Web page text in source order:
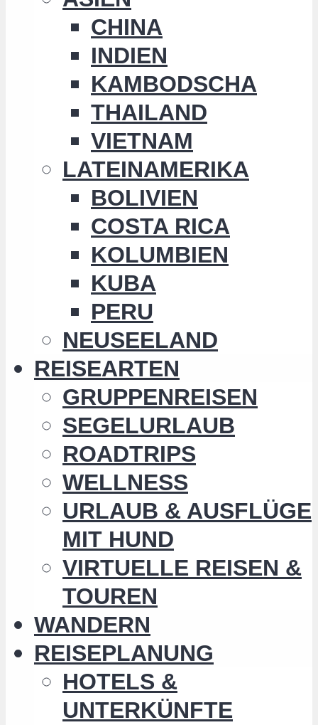
CHINA
INDIEN
KAMBODSCHA
THAILAND
VIETNAM
LATEINAMERIKA
BOLIVIEN
COSTA RICA
KOLUMBIEN
KUBA
PERU
NEUSEELAND
REISEARTEN
GRUPPENREISEN
SEGELURLAUB
ROADTRIPS
WELLNESS
URLAUB & AUSFLÜGE
MIT HUND
VIRTUELLE REISEN &
TOUREN
WANDERN
REISEPLANUNG
HOTELS &
UNTERKÜNFTE